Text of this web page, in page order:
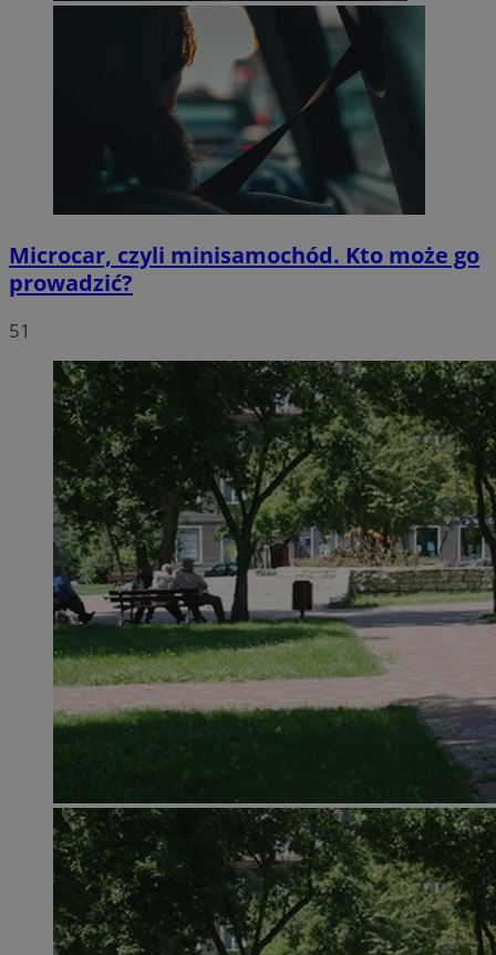
Microcar, czyli minisamochód. Kto może go
prowadzić?
51